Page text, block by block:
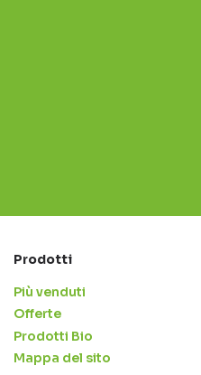
Prodotti
Più venduti
Offerte
Prodotti Bio
Mappa del sito